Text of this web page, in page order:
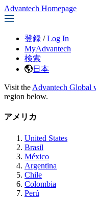
Advantech Homepage
登録 / Log In
MyAdvantech
検索
日本
Visit the Advantech Global
region below.
アメリカ
United States
Brasil
México
Argentina
Chile
Colombia
Perú